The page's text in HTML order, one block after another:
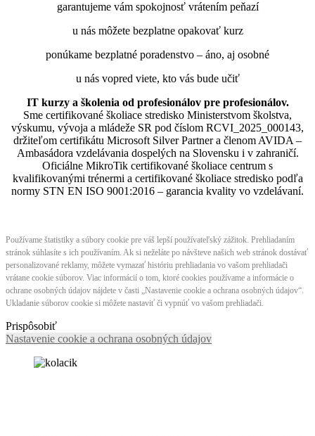
garantujeme vám spokojnosť vrátením peňazí
u nás môžete bezplatne opakovať kurz
ponúkame bezplatné poradenstvo – áno, aj osobné
u nás vopred viete, kto vás bude učiť
IT kurzy a školenia od profesionálov pre profesionálov.
Sme certifikované školiace stredisko Ministerstvom školstva,
výskumu, vývoja a mládeže SR pod číslom RCVI_2025_000143,
držiteľom certifikátu Microsoft Silver Partner a členom AVIDA –
Ambasádora vzdelávania dospelých na Slovensku i v zahraničí.​​​​​​​​​​​​​​​​
Oficiálne MikroTik certifikované školiace centrum s
kvalifikovanými trénermi ​​​​​​​​​​a certifikované školiace stredisko podľa
normy STN EN ISO 9001:2016 – garancia kvality vo vzdelávaní.
Používame štatistiky a súbory cookie pre váš lepší používateľský zážitok. Prehliadaním
stránok súhlasíte s ich používaním. Ak si neželáte po návšteve našich web stránok dostávať
personalizované reklamy, môžete vymazať históriu prehliadania vo vašom prehliadači
vrátane cookie súborov. Viac informácií o tom, ktoré cookies používame a informácie o
ochrane osobných údajov nájdete v časti „Nastavenie cookie a ochrana osobných údajov“.
Ukladanie súborov cookie si môžete nastaviť či vypnúť vo vašom prehliadači.
Prispôsobiť
Nastavenie cookie a ochrana osobných údajov